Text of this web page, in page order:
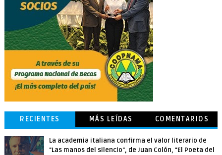
RECIENTES MÁS LEÍDAS COMENTARIOS
La academia italiana confirma el valor literario de
"Las manos del silencio", de Juan Colón, "El Poeta del